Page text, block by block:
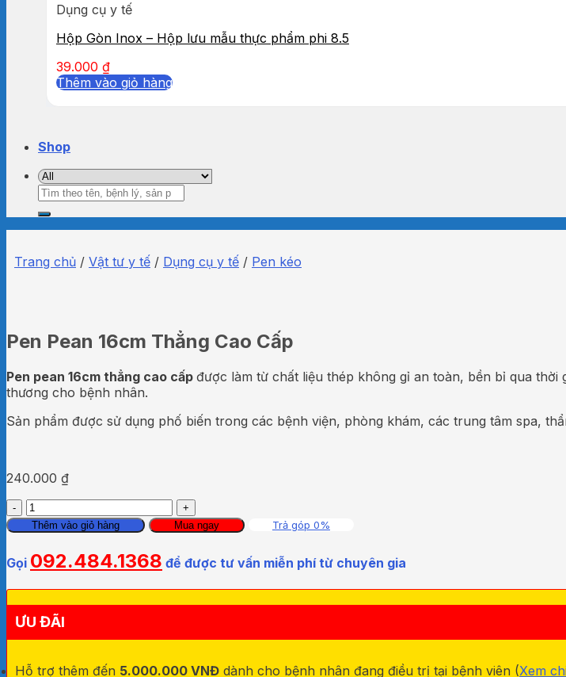
Dụng cụ y tế
Hộp Gòn Inox – Hộp lưu mẫu thực phẩm phi 8.5
39.000 ₫
Thêm vào giỏ hàng
Shop
Tìm
kiếm:
Trang chủ / Vật tư y tế / Dụng cụ y tế / Pen kéo
Pen Pean 16cm Thẳng Cao Cấp
Pen pean 16cm thẳng cao cấp được làm từ chất liệu thép không gỉ an toàn, bền bỉ qua
thương cho bệnh nhân.
Sản phẩm được sử dụng phố biến trong các bệnh viện, phòng khám, các trung tâm spa,
240.000 ₫
Pen
Pean
16cm
Thẳng
Cao
lượng
Thêm vào giỏ hàng Mua ngay Trả góp 0%
Gọi 092.484.1368 để được tư vấn miễn phí từ chuyên gia
ƯU ĐÃI
Hỗ trợ thêm đến 5.000.000 VNĐ dành cho bệnh nhân đang điều trị tại bệnh viên (Xem